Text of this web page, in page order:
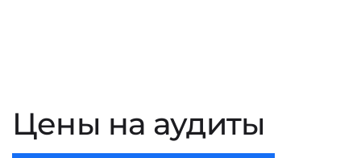
Цены на аудиты